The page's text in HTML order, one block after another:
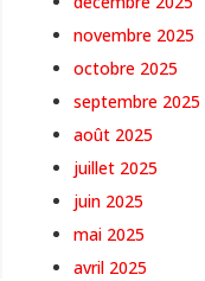
novembre 2025
octobre 2025
septembre 2025
août 2025
juillet 2025
juin 2025
mai 2025
avril 2025